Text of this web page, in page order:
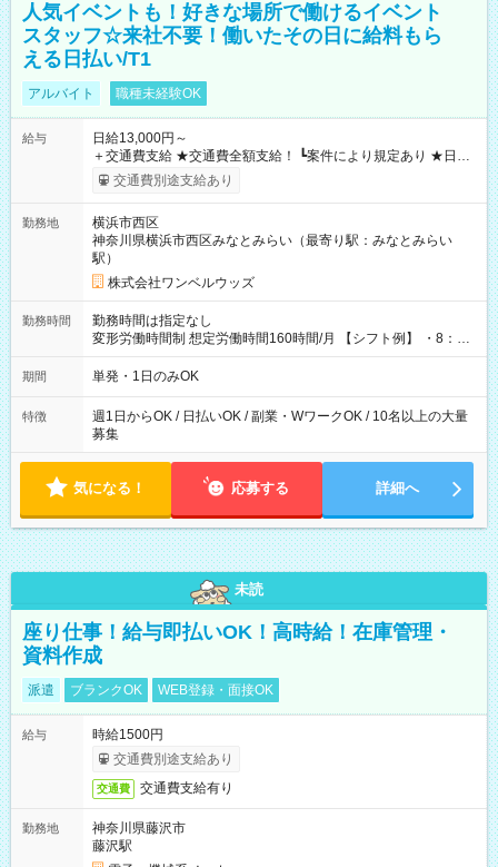
人気イベントも！好きな場所で働けるイベント
スタッフ☆来社不要！働いたその日に給料もら
える日払い/T1
アルバイト 職種未経験OK
給与
日給13,000円～
＋交通費支給 ★交通費全額支給！ ┗案件により規定あり ★日払
いOK！（規定あり） ┗働いたその日に現金GET♪ お仕事後はコ
ンビニATMから 日払い分を引き落とせます！ 【試用期間】試
交通費別途支給あり
勤務地
横浜市西区
神奈川県横浜市西区みなとみらい（最寄り駅：みなとみらい
駅）
株式会社ワンベルウッズ
勤務時間
勤務時間は指定なし
変形労働時間制 想定労働時間160時間/月 【シフト例】 ・8：00
～21：00
期間 単発・1日のみOK
特徴
週1日からOK / 日払いOK / 副業・WワークOK / 10名以上の大量
募集
気になる！ 応募する 詳細へ
未読
座り仕事！給与即払いOK！高時給！在庫管理・
資料作成
派遣 ブランクOK WEB登録・面接OK
給与
時給1500円
交通費別途支給あり
交通費 交通費支給有り
勤務地
神奈川県藤沢市
藤沢駅